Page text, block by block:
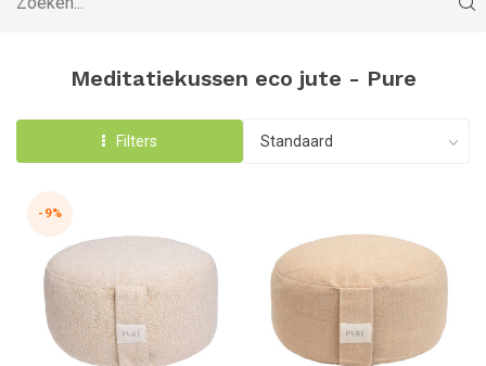
Meditatiekussen eco jute - Pure
Filters
-9%